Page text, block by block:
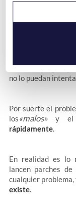
realen el plugin
no lo puedan
Por suerte el
los«malos»y el
rápidamente.
En realidad es lo
lancen parches
cualquier problema,
existe.